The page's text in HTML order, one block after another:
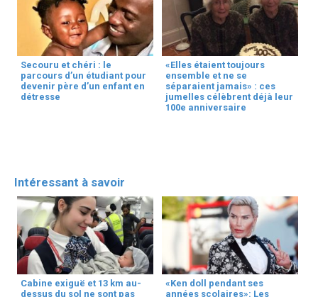
Secouru et chéri : le
parcours d’un étudiant pour
devenir père d’un enfant en
détresse
«Elles étaient toujours
ensemble et ne se
séparaient jamais» : ces
jumelles célèbrent déjà leur
100e anniversaire
Intéressant à savoir
Cabine exiguë et 13 km au-
dessus du sol ne sont pas
«Ken doll pendant ses
années scolaires»: Les